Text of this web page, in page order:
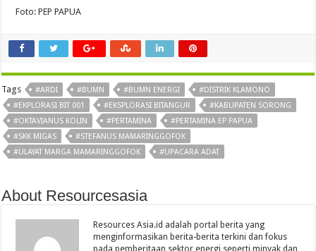
Foto: PEP PAPUA
Tags #ARDI #BUMN #BUMN ENERGI
#DISTRIK KLAMONO
#EKPLORASI BIT 001
#EKSPLORASI BITANGUR
#KABUPATEN SORONG
#OKTAVIANUS KOLIN
#PERTAMINA
#PERTAMINA EP PAPUA
#SKK MIGAS
#STEFANUS MAMARINGGOFOK
#ULAYAT MARGA MAMARINGGOFOK
#UPACARA ADAT
About Resourcesasia
Resources Asia.id adalah portal berita yang
menginformasikan berita-berita terkini dan fokus